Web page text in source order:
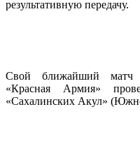
результативную передачу.
Свой ближайший матч
«Красная Армия»
«Сахалинских Акул»